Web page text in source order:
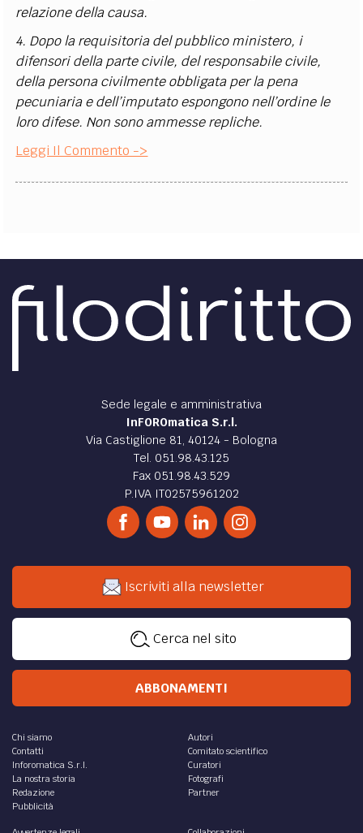
relazione della causa.
4. Dopo la requisitoria del pubblico ministero, i
difensori della parte civile, del responsabile civile,
della persona civilmente obbligata per la pena
pecuniaria e dell’imputato espongono nell’ordine le
loro difese. Non sono ammesse repliche.
Leggi Il Commento ->
Sede legale e amministrativa
InFOROmatica S.r.l.
Via Castiglione 81, 40124 - Bologna
Tel. 051.98.43.125
Fax 051.98.43.529
P.IVA IT02575961202
Iscriviti alla newsletter
Cerca nel sito
ABBONAMENTI
Chi siamo
Contatti
Inforomatica S.r.l.
La nostra storia
Redazione
Pubblicità
Autori
Comitato scientifico
Curatori
Fotografi
Partner